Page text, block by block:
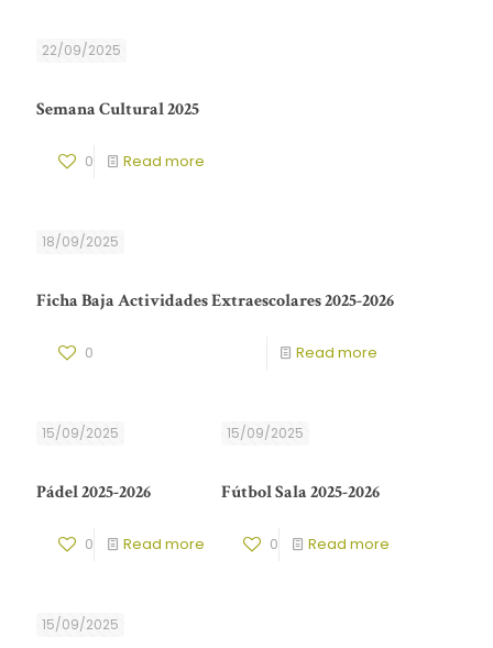
22/09/2025
Semana Cultural 2025
0 Read more
18/09/2025
Ficha Baja Actividades Extraescolares 2025-2026
0 Read more
15/09/2025
Pádel 2025-2026
0 Read more
15/09/2025
Fútbol Sala 2025-2026
0 Read more
15/09/2025